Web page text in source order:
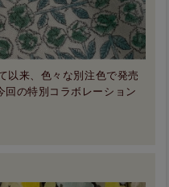
以来、色々な別注色で発売
回の特別コラボレーション